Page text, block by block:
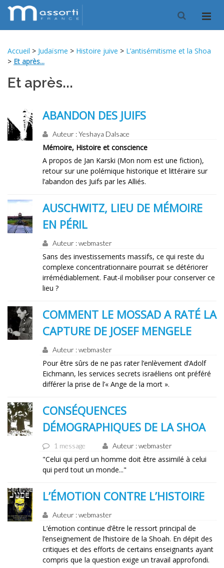
Accueil > Judaïsme > Histoire juive > L’antisémitisme et la Shoa
> Et après...
Et après...
ABANDON DES JUIFS
Auteur : Yeshaya Dalsace
Mémoire, Histoire et conscience
A propos de Jan Karski (Mon nom est une fiction),
retour sur une polémique historique et littéraire sur
l’abandon des Juifs par les Alliés.
AUSCHWITZ, LIEU DE MÉMOIRE
EN PÉRIL
Auteur : webmaster
Sans des investissements massifs, ce qui reste du
complexe concentrationnaire pourrait se détériorer
irrémédiablement. Faut-il mobiliser pour conserver ce
lieu ?
COMMENT LE MOSSAD A RATÉ LA
CAPTURE DE JOSEF MENGELE
Auteur : webmaster
Pour être sûrs de ne pas rater l’enlèvement d’Adolf
Eichmann, les services secrets israéliens ont préféré
différer la prise de l’« Ange de la mort ».
CONSÉQUENCES
DÉMOGRAPHIQUES DE LA SHOA
1 message Auteur : webmaster
"Celui qui perd un homme doit être assimilé à celui
qui perd tout un monde..."
L’ÉMOTION CONTRE L’HISTOIRE
Auteur : webmaster
L’émotion continue d’être le ressort principal de
l’enseignement de l’histoire de la Shoah. En dépit des
critiques et des efforts de certains enseignants ayant
compris que la question exige un travail approfondi.